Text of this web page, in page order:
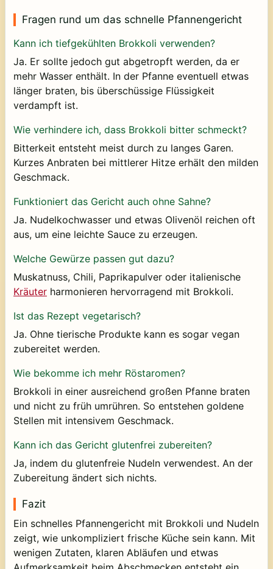
Fragen rund um das schnelle Pfannengericht
Kann ich tiefgekühlten Brokkoli verwenden?
Ja. Er sollte jedoch gut abgetropft werden, da er
mehr Wasser enthält. In der Pfanne eventuell etwas
länger braten, bis überschüssige Flüssigkeit
verdampft ist.
Wie verhindere ich, dass Brokkoli bitter schmeckt?
Bitterkeit entsteht meist durch zu langes Garen.
Kurzes Anbraten bei mittlerer Hitze erhält den milden
Geschmack.
Funktioniert das Gericht auch ohne Sahne?
Ja. Nudelkochwasser und etwas Olivenöl reichen oft
aus, um eine leichte Sauce zu erzeugen.
Welche Gewürze passen gut dazu?
Muskatnuss, Chili, Paprikapulver oder italienische
Kräuter harmonieren hervorragend mit Brokkoli.
Ist das Rezept vegetarisch?
Ja. Ohne tierische Produkte kann es sogar vegan
zubereitet werden.
Wie bekomme ich mehr Röstaromen?
Brokkoli in einer ausreichend großen Pfanne braten
und nicht zu früh umrühren. So entstehen goldene
Stellen mit intensivem Geschmack.
Kann ich das Gericht glutenfrei zubereiten?
Ja, indem du glutenfreie Nudeln verwendest. An der
Zubereitung ändert sich nichts.
Fazit
Ein schnelles Pfannengericht mit Brokkoli und Nudeln
zeigt, wie unkompliziert frische Küche sein kann. Mit
wenigen Zutaten, klaren Abläufen und etwas